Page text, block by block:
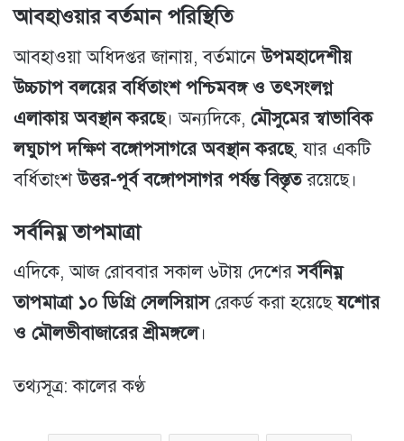
আবহাওয়ার বর্তমান পরিস্থিতি
আবহাওয়া অধিদপ্তর জানায়, বর্তমানেউপমহাদেশীয়
উচ্চচাপ বলয়ের বর্ধিতাংশ পশ্চিমবঙ্গ ও তৎসংলগ্ন
এলাকায় অবস্থান করছে। অন্যদিকে, মৌসুমের স্বাভাবিক
লঘুচাপ দক্ষিণ বঙ্গোপসাগরে অবস্থান করছে, যার একটি
বর্ধিতাংশউত্তর-পূর্ব বঙ্গোপসাগর পর্যন্ত বিস্তৃতরয়েছে।
সর্বনিম্ন তাপমাত্রা
এদিকে, আজ রোববার সকাল ৬টায় দেশেরসর্বনিম্ন
তাপমাত্রা ১০ ডিগ্রি সেলসিয়াসরেকর্ড করা হয়েছেযশোর
ও মৌলভীবাজারের শ্রীমঙ্গলে।
তথ্যসূত্র: কালের কণ্ঠ